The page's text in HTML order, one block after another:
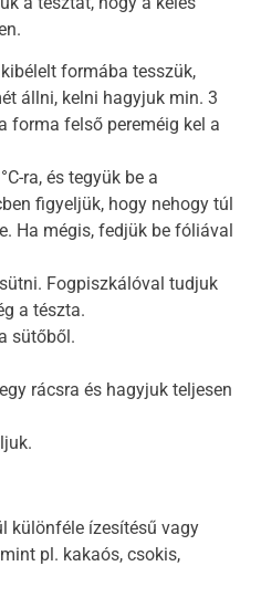
formába tesszük,
állni, kelni hagyjuk min. 3
forma felső pereméig kel a
ra, és tegyük be a
figyeljük, hogy nehogy túl
Ha mégis, fedjük be fóliával
Fogpiszkálóval tudjuk
a tészta.
sütőből.
rácsra és hagyjuk teljesen
különféle ízesítésű vagy
pl. kakaós, csokis,